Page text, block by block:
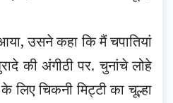
उसने कहा कि मैं चपातियां
की अंगीठी पर. चुनांचे लोहे
लिए चिकनी मिट्टी का चूल्हा